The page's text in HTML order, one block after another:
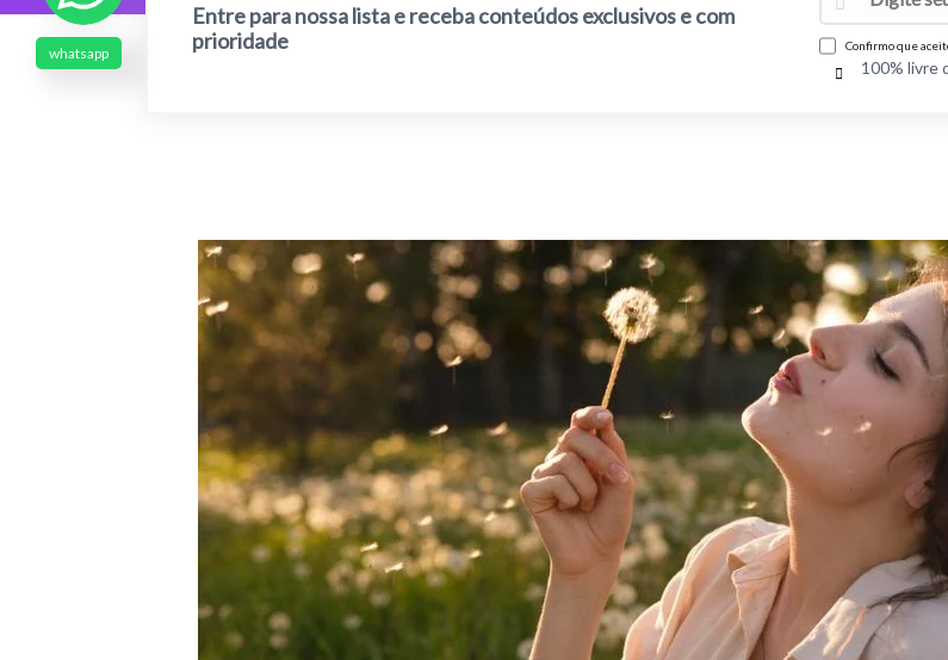
Entre para nossa lista e receba conteúdos exclusivos e com
prioridade
Confirmo que
100% livre
whatsapp